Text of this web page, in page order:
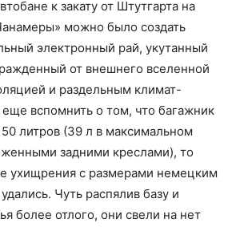
к закату от Штутгарта на
можно было создать
электронный рай, укутанный
от внешнего вселенной
и раздельным климат-
вспомнить о том, что багажник
литров (39 л в максимальном
задними креслами), то
ухищрения с размерами немецким
Чуть распялив базу и
более отлого, они свели на нет